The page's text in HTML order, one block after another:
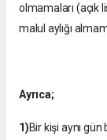
olmamaları (açık
malul aylığı
Ayrıca;
1)Bir kişi aynı